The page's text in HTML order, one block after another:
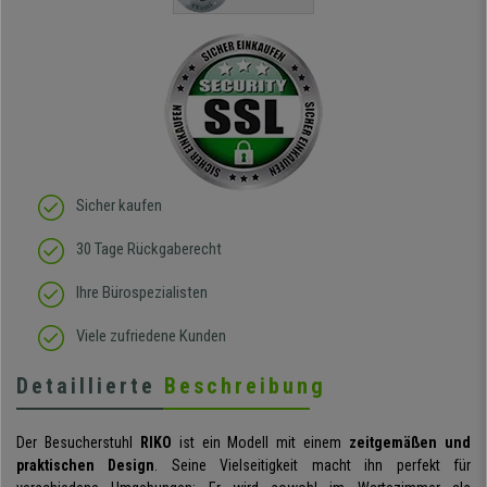
sitzt darin auch wirklich
gut! Die Sitzfläche, eine
Art straffes aber auch
elastisches Gewebe passt
sich der
Körperbewegung an.
Klare Kaufempfehlung!
Sicher kaufen
30 Tage Rückgaberecht
Ihre Bürospezialisten
Viele zufriedene Kunden
Detaillierte Beschreibung
Der Besucherstuhl RIKO ist ein Modell mit einem zeitgemäßen und
praktischen Design. Seine Vielseitigkeit macht ihn perfekt für